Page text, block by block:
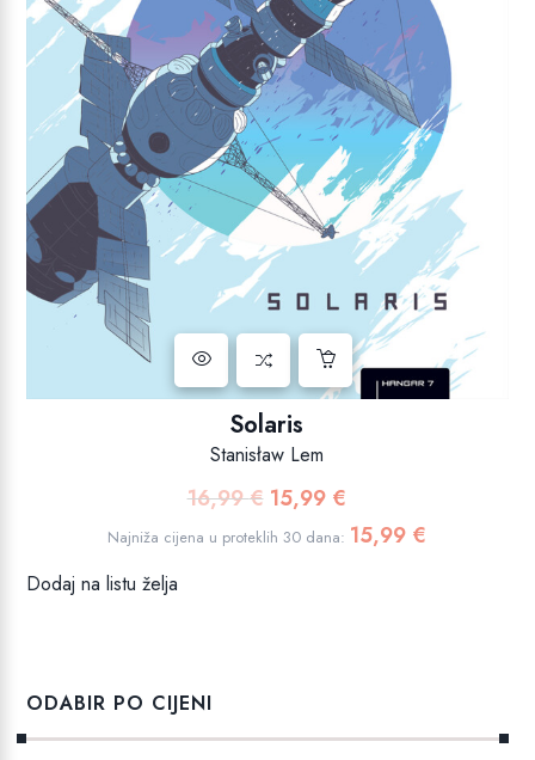
Solaris
Stanisław Lem
16,99€ Izvorna
cijena
15,99 €Trenutna
cijena
Najniža cijena u proteklih 30 dana: 15,99 €
Dodaj na listu želja
ODABIR PO CIJENI